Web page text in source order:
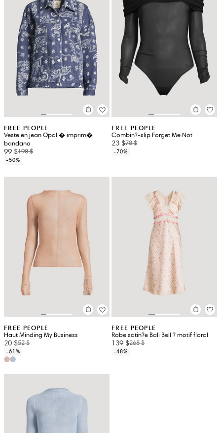
FREE PEOPLE
Veste en jean Opal � imprim�
bandana
99 $198 $
-50%
FREE PEOPLE
Combin?-slip Forget Me Not
23 $78 $
-70%
FREE PEOPLE
Haut Minding My Business
20 $52 $
-61%
FREE PEOPLE
Robe satin?e Bali Bell ? motif floral
139 $268 $
-48%